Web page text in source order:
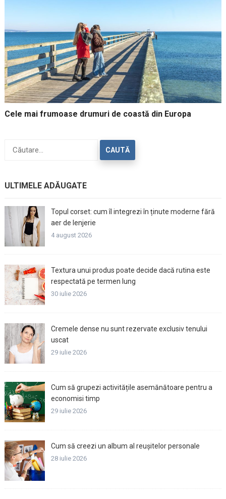
Cele mai frumoase drumuri de coastă din Europa
după:
ULTIMELE ADĂUGATE
Topul corset: cum îl integrezi în ținute moderne fără
aer de lenjerie
4 august 2026
Textura unui produs poate decide dacă rutina este
respectată pe termen lung
30 iulie 2026
Cremele dense nu sunt rezervate exclusiv tenului
uscat
29 iulie 2026
Cum să grupezi activitățile asemănătoare pentru a
economisi timp
29 iulie 2026
Cum să creezi un album al reușitelor personale
28 iulie 2026